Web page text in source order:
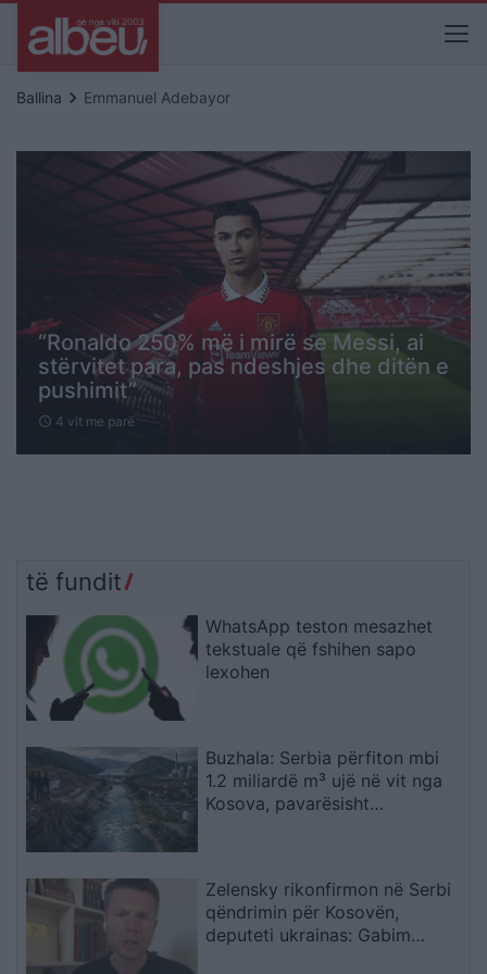
Ballina keyboard_arrow_right Emmanuel Adebayor
“Ronaldo 250% më i mirë se Messi, ai
stërvitet para, pas ndeshjes dhe ditën e
pushimit”
schedule 4 vit me parë
të fundit
WhatsApp teston mesazhet
tekstuale që fshihen sapo
lexohen
Buzhala: Serbia përfiton mbi
1.2 miliardë m³ ujë në vit nga
Kosova, pavarësisht
Zelensky rikonfirmon në Serbi
qëndrimin për Kosovën,
deputeti ukrainas: Gabim